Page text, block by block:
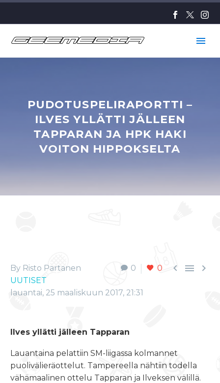
PUDOTUSPELIRAPORTTI –
ILVES YLLÄTTI JÄLLEEN
TAPPARAN JA HPK HAKI
VOITON HIPPOKSELTA
0 0   
By Risto Partanen
UUTISET
lauantai, 25 maaliskuun 2017, 21:31
Ilves yllätti jälleen Tapparan
Lauantaina pelattiin SM-liigassa kolmannet
puolivälieräottelut. Tampereella nähtiin todella
vähämaalinen ottelu Tapparan ja Ilveksen välillä.